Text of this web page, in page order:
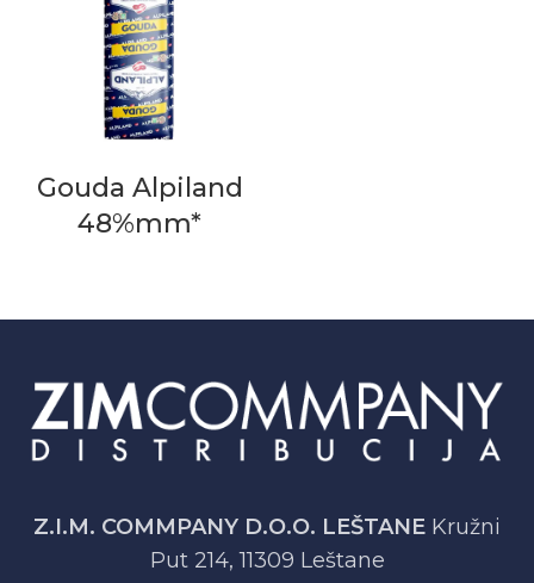
Gouda Alpiland
48%mm*
Z.I.M. COMMPANY D.O.O. LEŠTANE Kružni
Put 214, 11309 Leštane